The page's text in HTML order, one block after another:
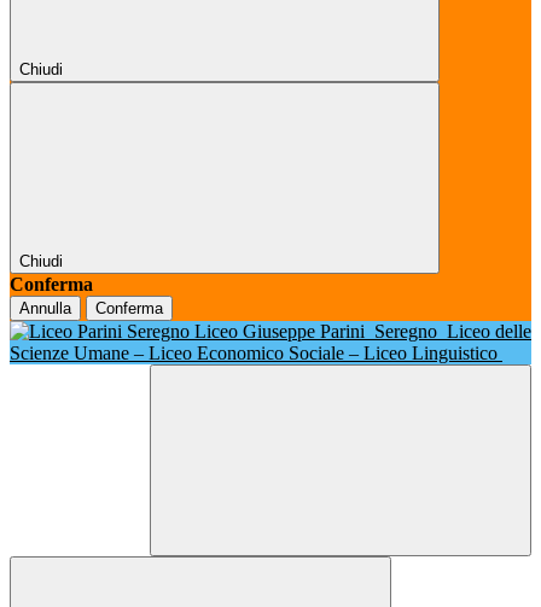
Chiudi
Chiudi
Conferma
Annulla Conferma
Liceo Giuseppe Parini Seregno Liceo delle
Scienze Umane – Liceo Economico Sociale – Liceo Linguistico